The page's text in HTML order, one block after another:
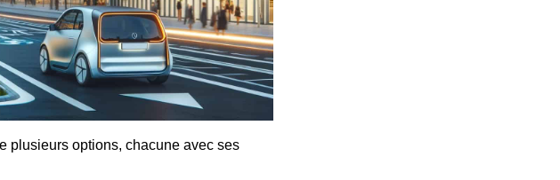
plusieurs options, chacune avec ses